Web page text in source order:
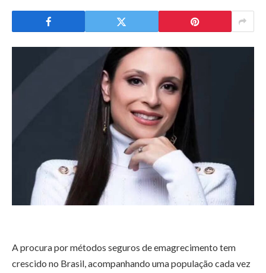
A procura por métodos seguros de emagrecimento tem
crescido no Brasil, acompanhando uma população cada vez